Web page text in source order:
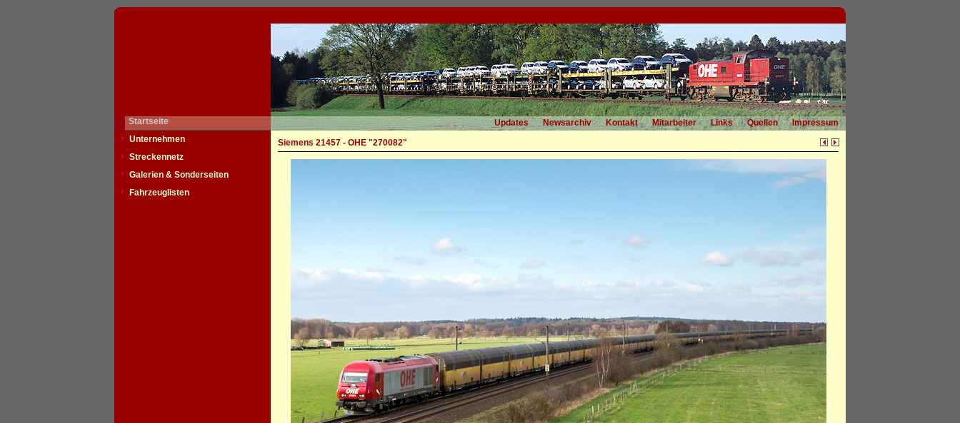
Startseite Updates Newsarchiv Kontakt Mitarbeiter Links Quellen
Impressum
Unternehmen
Streckennetz
Galerien & Sonderseiten
Fahrzeuglisten
Siemens 21457 - OHE "270082"